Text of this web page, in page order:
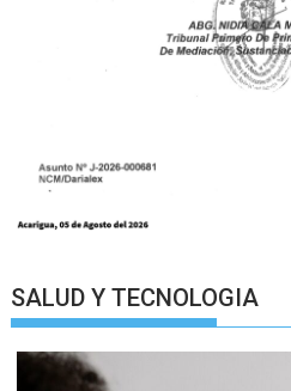
SALUD Y TECNOLOGIA